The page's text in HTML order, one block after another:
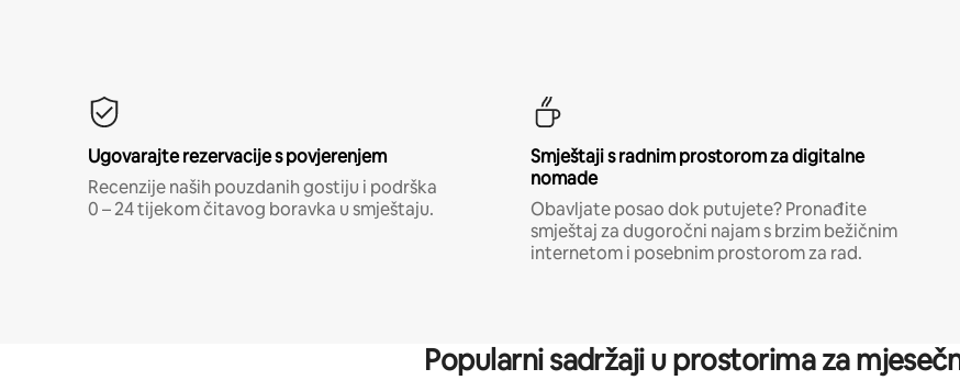
Ugovarajte rezervacije s povjerenjem
Recenzije naših pouzdanih gostiju i podrška
0 – 24 tijekom čitavog boravka u smještaju.
Smještaji s radnim prostorom za digitalne
nomade
Obavljate posao dok putujete? Pronađite
smještaj za dugoročni najam s brzim bežičnim
internetom i posebnim prostorom za rad.
Popularni sadržaji u prostorima za